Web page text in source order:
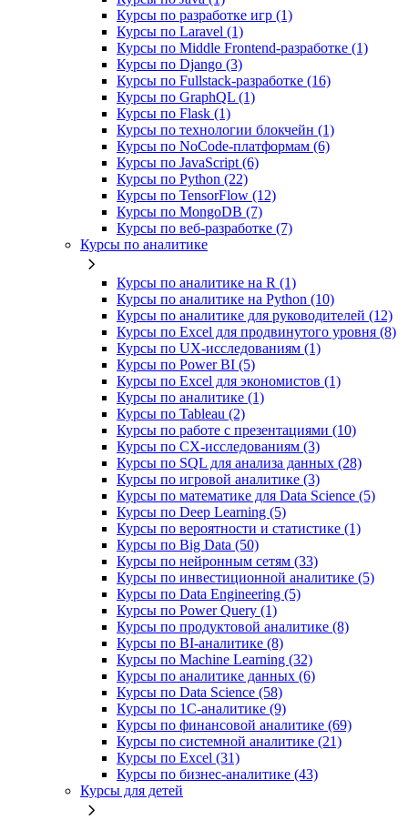
Курсы по разработке игр (1)
Курсы по Laravel (1)
Курсы по Middle Frontend-разработке (1)
Курсы по Django (3)
Курсы по Fullstack‑разработке (16)
Курсы по GraphQL (1)
Курсы по Flask (1)
Курсы по технологии блокчейн (1)
Курсы по NoCode‑платформам (6)
Курсы по JavaScript (6)
Курсы по Python (22)
Курсы по TensorFlow (12)
Курсы по MongoDB (7)
Курсы по веб‑разработке (7)
Курсы по аналитике
Курсы по аналитике на R (1)
Курсы по аналитике на Python (10)
Курсы по аналитике для руководителей (12)
Курсы по Excel для продвинутого уровня (8)
Курсы по UX‑исследованиям (1)
Курсы по Power BI (5)
Курсы по Excel для экономистов (1)
Курсы по аналитике (1)
Курсы по Tableau (2)
Курсы по работе с презентациями (10)
Курсы по CX-исследованиям (3)
Курсы по SQL для анализа данных (28)
Курсы по игровой аналитике (3)
Курсы по математике для Data Science (5)
Курсы по Deep Learning (5)
Курсы по вероятности и статистике (1)
Курсы по Big Data (50)
Курсы по нейронным сетям (33)
Курсы по инвестиционной аналитике (5)
Курсы по Data Engineering (5)
Курсы по Power Query (1)
Курсы по продуктовой аналитике (8)
Курсы по BI‑аналитике (8)
Курсы по Machine Learning (32)
Курсы по аналитике данных (6)
Курсы по Data Science (58)
Курсы по 1С‑аналитике (9)
Курсы по финансовой аналитике (69)
Курсы по системной аналитике (21)
Курсы по Excel (31)
Курсы по бизнес‑аналитике (43)
Курсы для детей